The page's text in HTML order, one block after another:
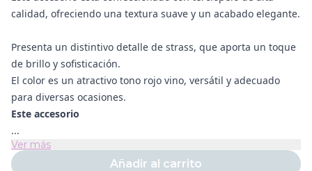
calidad, ofreciendo una textura suave y un acabado elegante.
Presenta un distintivo detalle de strass, que aporta un toque
de brillo y sofisticación.
El color es un atractivo tono rojo vino, versátil y adecuado
para diversas ocasiones.
Este accesorio
...
Ver más
Añadir al carrito